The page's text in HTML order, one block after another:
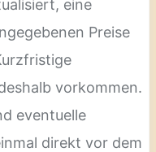
eine
Preise
vorkommen.
eventuelle
direkt vor dem